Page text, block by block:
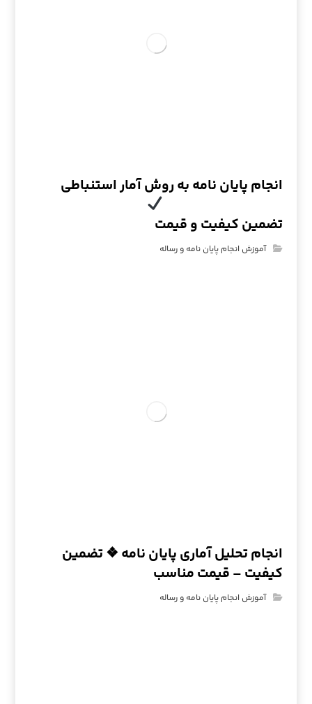
انجام پایان نامه به روش آمار استنباطی
تضمین کیفیت و قیمت
آموزش انجام پایان نامه و رساله
انجام تحلیل آماری پایان نامه ❖ تضمین
کیفیت – قیمت مناسب
آموزش انجام پایان نامه و رساله